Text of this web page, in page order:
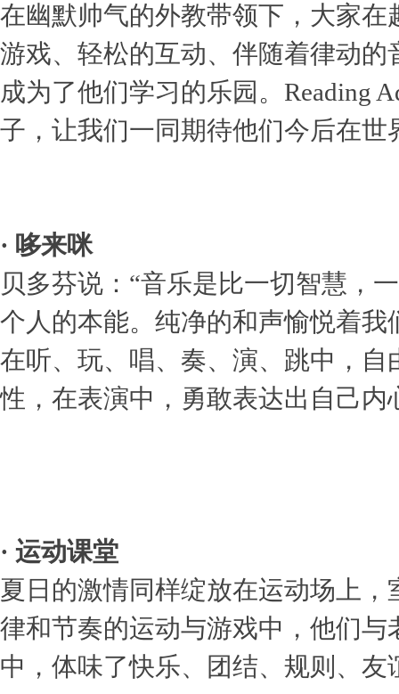
在幽默帅气的外教带领下，大家
游戏、轻松的互动、伴随着律动
成为了他们学习的乐园。Reading
子，让我们一同期待他们今后在世
· 哆来咪
贝多芬说：“音乐是比一切智慧，
个人的本能。纯净的和声愉悦着
在听、玩、唱、奏、演、跳中，
性，在表演中，勇敢表达出自己内
· 运动课堂
夏日的激情同样绽放在运动场上
律和节奏的运动与游戏中，他们
中，体味了快乐、团结、规则、